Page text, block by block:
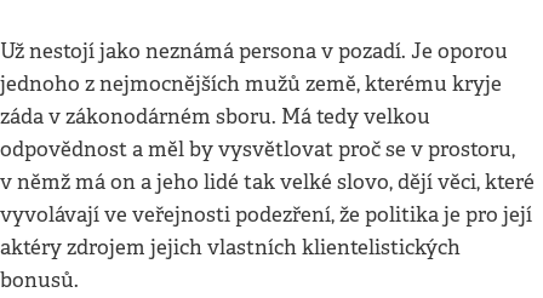
Už nestojí jako neznámá persona v pozadí. Je oporou
jednoho z nejmocnějších mužů země, kterému kryje
záda v zákonodárném sboru. Má tedy velkou
odpovědnost a měl by vysvětlovat proč se v prostoru,
v němž má on a jeho lidé tak velké slovo, dějí věci, které
vyvolávají ve veřejnosti podezření, že politika je pro její
aktéry zdrojem jejich vlastních klientelistických
bonusů.